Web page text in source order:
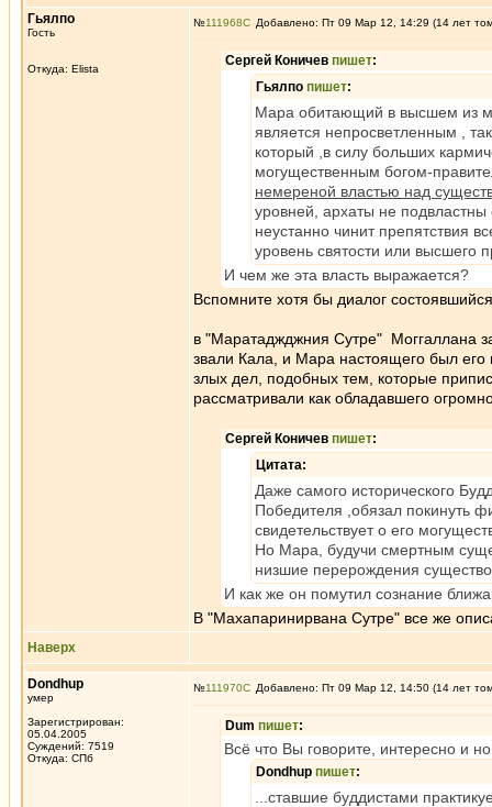
Гьялпо
Гость
Откуда: Elista
№111968 Добавлено: Пт 09 Мар 12, 14:29 (14 лет
Сергей Коничев пишет:
Гьялпо пишет:
Мара обитающий в высшем из
является непросветленным ,
который ,в силу больших
могущественным богом-
немереной властью над
уровней, архаты не
неустанно чинит препятствия
уровень святости или высшего
И чем же эта власть выражается?
Вспомните хотя бы диалог
в "Маратаджджния Сутре" Моггаллана
звали Кала, и Мара настоящего был его
злых дел, подобных тем, которые
рассматривали как обладавшего
Сергей Коничев пишет:
Цитата:
Даже самого исторического
Победителя ,обязал покинуть
свидетельствует о его
Но Мара, будучи смертным
низшие перерождения
И как же он помутил сознание
В "Махапаринирвана Сутре" все же
Наверх
Dondhup
умер
Зарегистрирован:
05.04.2005
Суждений: 7519
Откуда: СПб
№111970 Добавлено: Пт 09 Мар 12, 14:50 (14 лет
Dum пишет:
Всё что Вы говорите, интересно и
Dondhup пишет:
...ставшие буддистами